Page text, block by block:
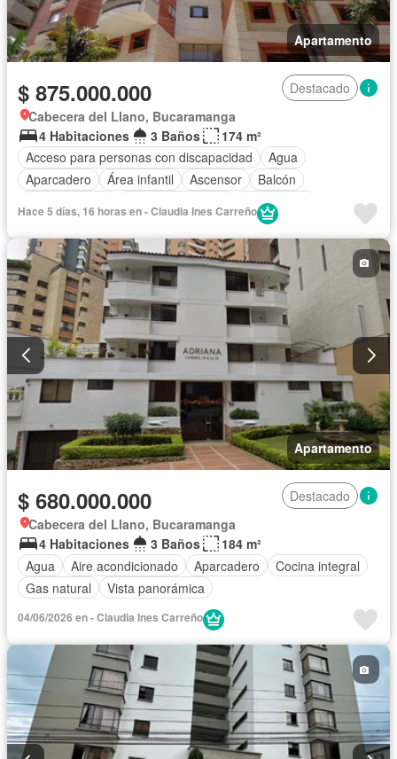
Apartamento
$ 875.000.000
Destacado
Cabecera del Llano, Bucaramanga
4 Habitaciones
3 Baños
174 m²
Acceso para personas con discapacidad
Agua
Aparcadero
Área infantil Ascensor
Balcón
Gas natural
Seguridad privada
Tanque de agua
Vista panorámica
Hace 5 días, 16 horas en - Claudia Ines Carreño
Apartamento
$ 680.000.000
Destacado
Cabecera del Llano, Bucaramanga
4 Habitaciones
3 Baños
184 m²
Agua
Aire acondicionado Aparcadero
Cocina integral
Gas natural
Vista panorámica
04/06/2026 en - Claudia Ines Carreño